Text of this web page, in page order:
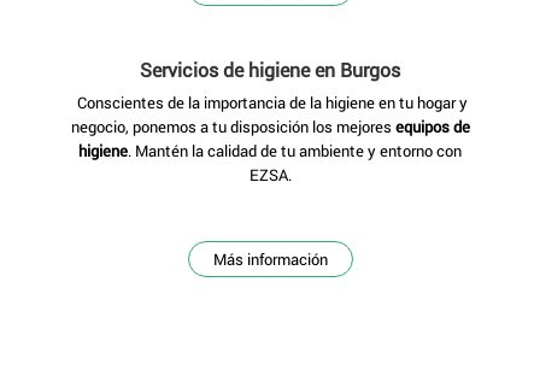
Servicios de higieneen Burgos
Conscientes de la importancia de la higiene en tu hogar y
negocio, ponemos a tu disposición los mejores equipos de
higiene. Mantén la calidad de tu ambiente y entorno con
EZSA.
Más información